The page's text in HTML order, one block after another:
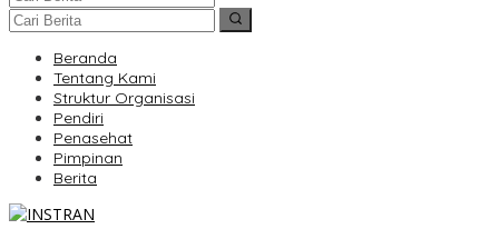
Beranda
Tentang Kami
Struktur Organisasi
Pendiri
Penasehat
Pimpinan
Berita